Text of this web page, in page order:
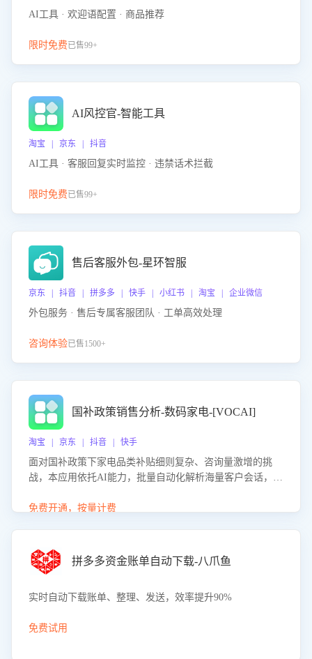
AI工具 · 欢迎语配置 · 商品推荐
限时免费已售99+
AI风控官-智能工具
淘宝 | 京东 | 抖音
AI工具 · 客服回复实时监控 · 违禁话术拦截
限时免费已售99+
售后客服外包-星环智服
京东 | 抖音 | 拼多多 | 快手 | 小红书 | 淘宝 | 企业微信
外包服务 · 售后专属客服团队 · 工单高效处理
咨询体验已售1500+
国补政策销售分析-数码家电-[VOCAI]
淘宝 | 京东 | 抖音 | 快手
面对国补政策下家电品类补贴细则复杂、咨询量激增的挑
战，本应用依托AI能力，批量自动化解析海量客户会话，精
购买意向，深度洞察决策动因。同时全面评估客服团队政策
度、客服转化能力及销售业绩。
免费开通，按量计费
拼多多资金账单自动下载-八爪鱼
实时自动下载账单、整理、发送，效率提升90%
免费试用